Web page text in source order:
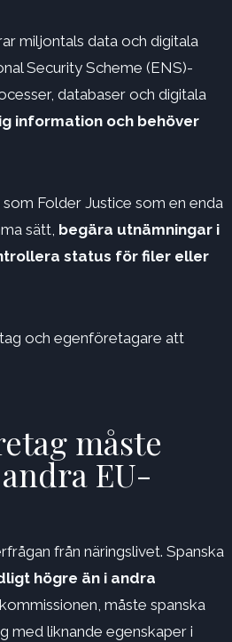
miljontals data och digitala
Security Scheme (ENS)-
databaser och digitala
information och behöver
Folder Justice som en enda
sätt, begära utnämningar i
status för filer eller
och egenföretagare att
måste
EU-
från näringslivet. Spanska
högre än i andra
måste spanska
med liknande egenskaper i